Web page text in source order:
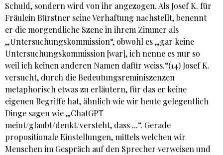
Schuld, sondern wird von ihr angezogen. Als Josef K. für
Fräulein Bürstner seine Verhaftung nachstellt, benennt
er die morgendliche Szene in ihrem Zimmer als
„Untersuchungskommission“, obwohl es „gar keine
Untersuchungskommission [war], ich nenne es nur so
weil ich keinen anderen Namen dafür weiss.“(14) Josef K.
versucht, durch die Bedeutungsreminiszenzen
metaphorisch etwas zu erläutern, für das er keine
eigenen Begriffe hat, ähnlich wie wir heute gelegentlich
Dinge sagen wie „ChatGPT
meint/glaubt/denkt/versteht, dass ...“. Gerade
propositionale Einstellungen, mittels welchen wir
Menschen im Gespräch auf den Sprecher verweisen und